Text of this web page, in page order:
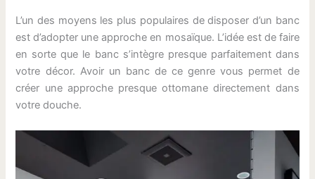
L’un des moyens les plus populaires de disposer d’un banc
est d’adopter une approche en mosaïque. L’idée est de faire
en sorte que le banc s’intègre presque parfaitement dans
votre décor. Avoir un banc de ce genre vous permet de
créer une approche presque ottomane directement dans
votre douche.